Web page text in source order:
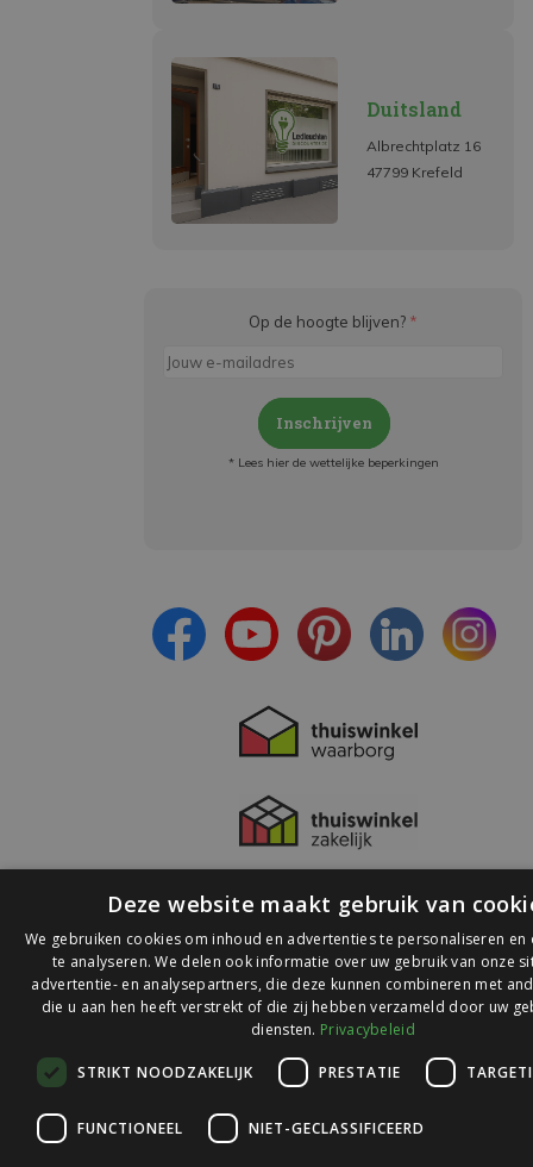
Duitsland
Albrechtplatz 16
47799 Krefeld
Op de hoogte blijven? *
Inschrijven
* Lees hier de wettelijke beperkingen
© 2026 Ledlichtdiscounter.nl
op
Webwinkelkeur
Deze website maakt gebruik van
We gebruiken cookies om inhoud en advertenties te personaliseren en
te analyseren. We delen ook informatie over uw gebruik van onze
advertentie- en analysepartners, die deze kunnen combineren met
die u aan hen heeft verstrekt of die zij hebben verzameld door uw
diensten. Privacybeleid
STRIKT NOODZAKELIJK PRESTATIE
FUNCTIONEEL NIET-GECLASSIFICEERD